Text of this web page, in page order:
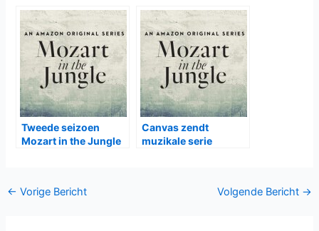
Tweede seizoen
Mozart in the Jungle
Canvas zendt
muzikale serie
Bericht
← Vorige Bericht Volgende Bericht →